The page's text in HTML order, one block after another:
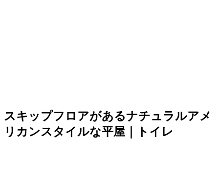
スキップフロアがあるナチュラルアメ
リカンスタイルな平屋｜トイレ